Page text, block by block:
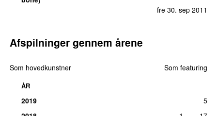
fre 30. sep 2011
Afspilninger gennem årene
Som hovedkunstner Som featuring
ÅR
2019
5